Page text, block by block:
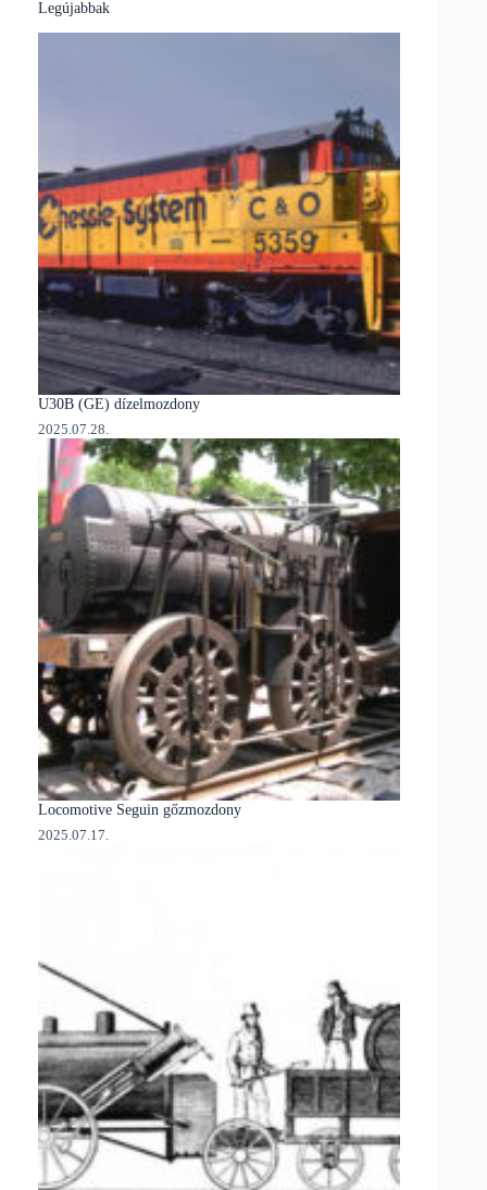
Legújabbak
U30B (GE) dízelmozdony
2025.07.28.
Locomotive Seguin gőzmozdony
2025.07.17.